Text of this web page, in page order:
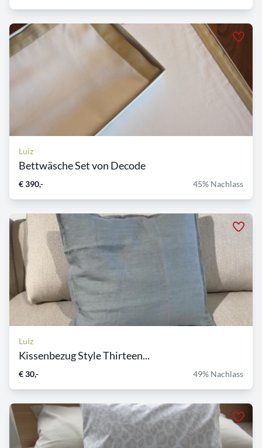
Luiz
Bettwäsche Set von Decode
€ 390,- 45% Nachlass
Luiz
Kissenbezug Style Thirteen...
€ 30,- 49% Nachlass